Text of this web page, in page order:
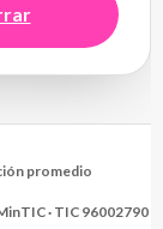
promedio
· TIC 96002790